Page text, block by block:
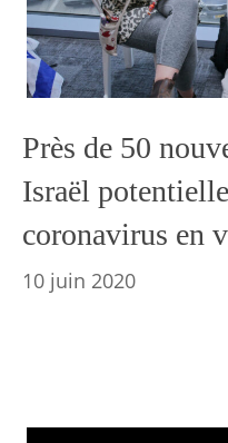
Près de 50
Israël
coronavirus en
10 juin 2020